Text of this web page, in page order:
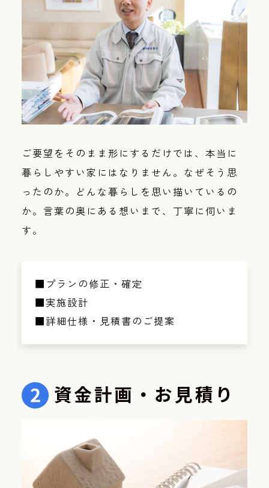
ご要望をそのまま形にするだけでは、本当に
暮らしやすい家にはなりません。なぜそう思
ったのか。どんな暮らしを思い描いているの
か。言葉の奥にある想いまで、丁寧に伺いま
す。
■プランの修正・確定
■実施設計
■詳細仕様・見積書のご提案
資金計画・お見積り